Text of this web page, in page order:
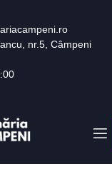
nr.5, Câmpeni